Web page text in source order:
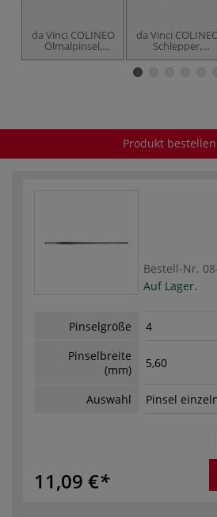
da Vinci COLINEO
Ölmalpinsel,
Katzenzungenfaçon,
da Vinci
Schlepper,
mittellang und
spitz gebunden,
Produkt bestellen
Bestell-Nr.
Auf Lager.
Pinselgröße
4
Pinselbreite
(mm)
5,60
Auswahl Pinsel
11,09 €